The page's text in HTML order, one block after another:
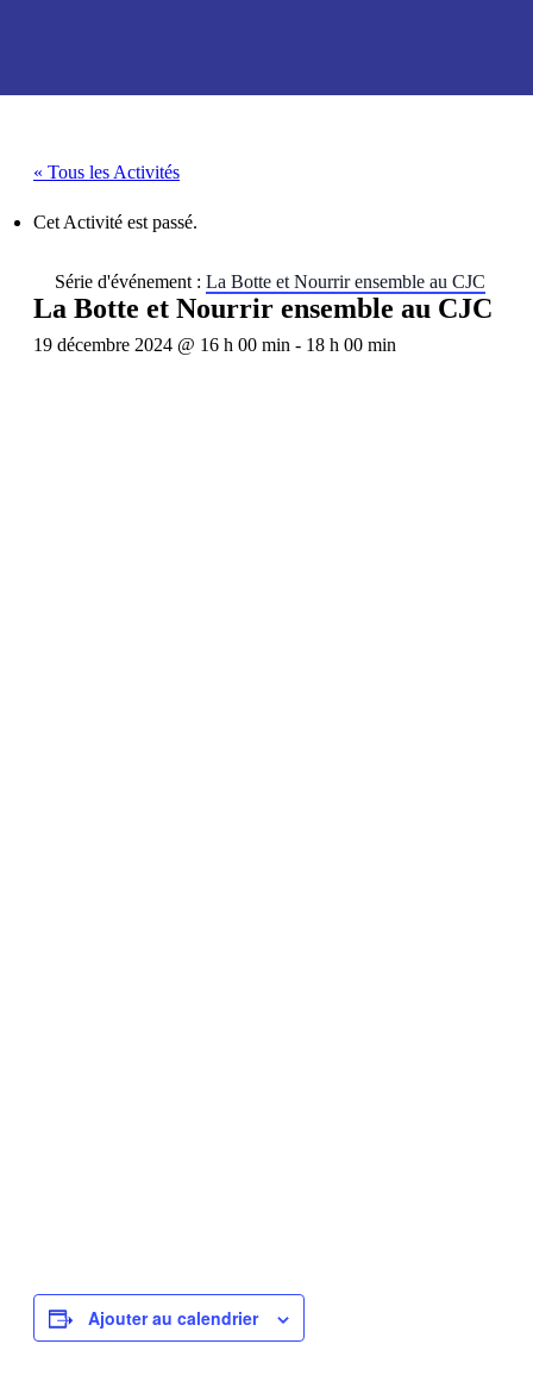
« Tous les Activités
Cet Activité est passé.
Série d'événement : La Botte et Nourrir ensemble au CJC
La Botte et Nourrir ensemble au CJC
19 décembre 2024 @ 16 h 00 min - 18 h 00 min
Ajouter au calendrier